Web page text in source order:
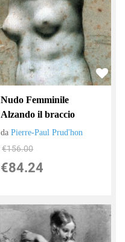
Nudo Femminile
Alzando il braccio
daPierre-Paul Prud'hon
€156.00
€84.24